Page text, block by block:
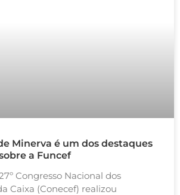
Minerva é um dos destaques
a Funcef
Congresso Nacional dos
Caixa (Conecef) realizou